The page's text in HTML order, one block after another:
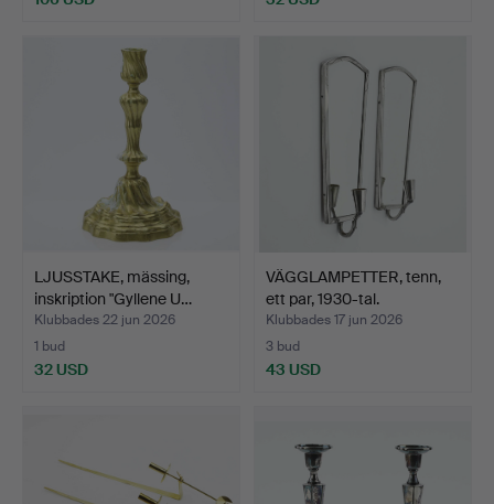
LJUSSTAKE, mässing,
inskription "Gyllene U…
Klubbades 22 jun 2026
1 bud
32 USD
VÄGGLAMPETTER, tenn,
ett par, 1930-tal.
Klubbades 17 jun 2026
3 bud
43 USD